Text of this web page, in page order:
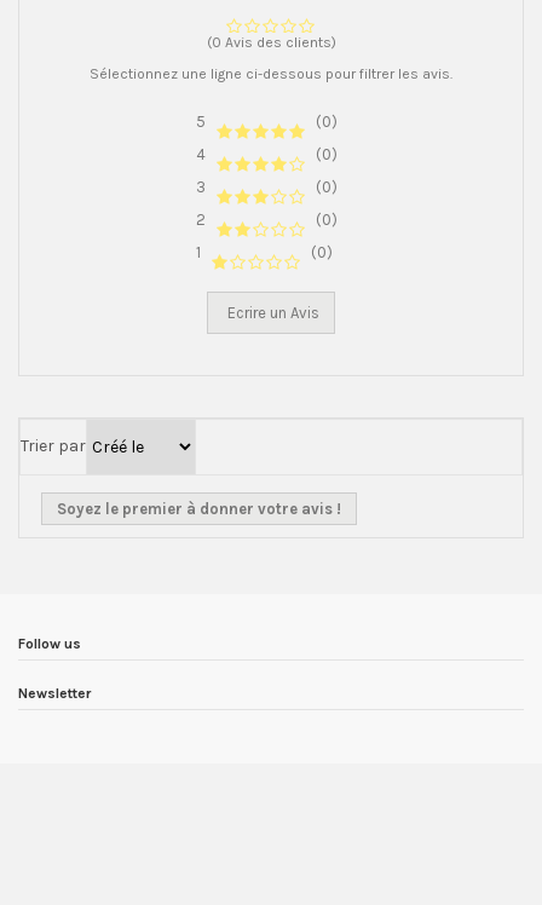
(0 Avis des clients)
Sélectionnez une ligne ci-dessous pour filtrer les avis.
5
(0)
4
(0)
3
(0)
2
(0)
1
(0)
Ecrire un Avis
Trier par
Soyez le premier à donner votre avis !
Follow us
Newsletter